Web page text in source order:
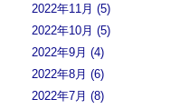
2022年11月 (5)
2022年10月 (5)
2022年9月 (4)
2022年8月 (6)
2022年7月 (8)